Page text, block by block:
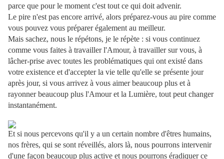
parce que pour le moment c'est tout ce qui doit advenir.
Le pire n'est pas encore arrivé, alors préparez-vous au pire comme
vous pouvez vous préparer également au meilleur.
Mais sachez, nous le répétons, je le répète : si vous continuez
comme vous faites à travailler l'Amour, à travailler sur vous, à
lâcher-prise avec toutes les problématiques qui ont existé dans
votre existence et d'accepter la vie telle qu'elle se présente jour
après jour, si vous arrivez à vous aimer beaucoup plus et à
rayonner beaucoup plus l'Amour et la Lumière, tout peut changer
instantanément.
Et si nous percevons qu'il y a un certain nombre d'êtres humains,
nos frères, qui se sont réveillés, alors là, nous pourrons intervenir
d'une façon beaucoup plus active et nous pourrons éradiquer ce